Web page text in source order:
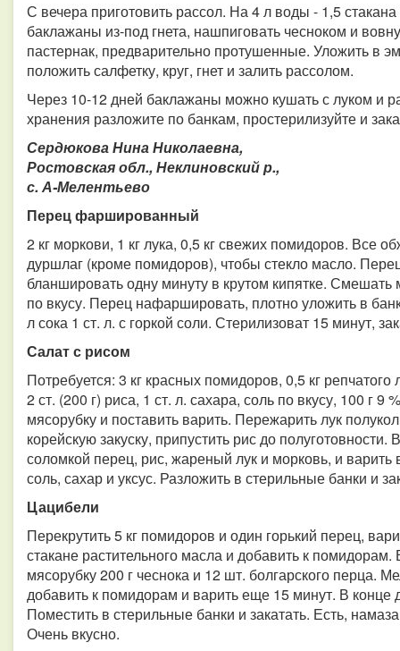
С вечера приготовить рассол. На 4 л воды - 1,5
баклажаны из-под гнета, нашпиговать чесноком и
пастернак, предварительно протушенные. Уложить в
положить салфетку, круг, гнет и залить рассолом.
Через 10-12 дней баклажаны можно кушать с луком и
хранения разложите по банкам, простерилизуйте и
Сердюкова Нина Николаевна,
Ростовская обл., Неклиновский р.,
с. А-Мелентьево
Перец фаршированный
2 кг моркови, 1 кг лука, 0,5 кг свежих помидоров. Все
дуршлаг (кроме помидоров), чтобы стекло масло.
бланшировать одну минуту в крутом кипятке.
по вкусу. Перец нафаршировать, плотно уложить в
л сока 1 ст. л. с горкой соли. Стерилизоват 15 минут,
Салат с рисом
Потребуется: 3 кг красных помидоров, 0,5 кг
2 ст. (200 г) риса, 1 ст. л. сахара, соль по вкусу, 100 г
мясорубку и поставить варить. Пережарить лук
корейскую закуску, припустить рис до
соломкой перец, рис, жареный лук и морковь, и варить
соль, сахар и уксус. Разложить в стерильные банки и
Цацибели
Перекрутить 5 кг помидоров и один горький перец,
стакане растительного масла и добавить к
мясорубку 200 г чеснока и 12 шт. болгарского перца.
добавить к помидорам и варить еще 15 минут. В конце
Поместить в стерильные банки и закатать. Есть,
Очень вкусно.